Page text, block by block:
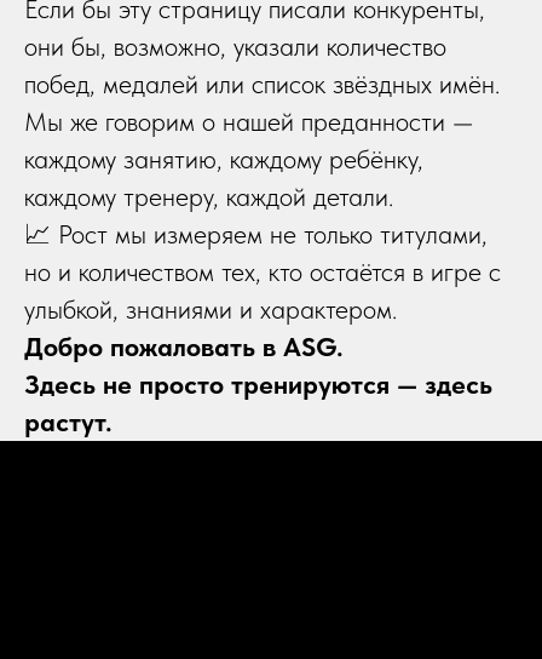
Если бы эту страницу писали конкуренты,
они бы, возможно, указали количество
побед, медалей или список звёздных имён.
Мы же говорим о нашей преданности —
каждому занятию, каждому ребёнку,
каждому тренеру, каждой детали.
📈 Рост мы измеряем не только титулами,
но и количеством тех, кто остаётся в игре с
улыбкой, знаниями и характером.
Добро пожаловать в ASG.
Здесь не просто тренируются — здесь
растут.